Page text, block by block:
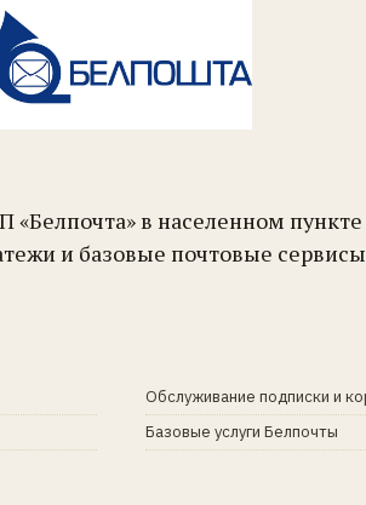
«Белпочта» в населенном
и базовые почтовые
Обслуживание подписки и
Базовые услуги Белпочты